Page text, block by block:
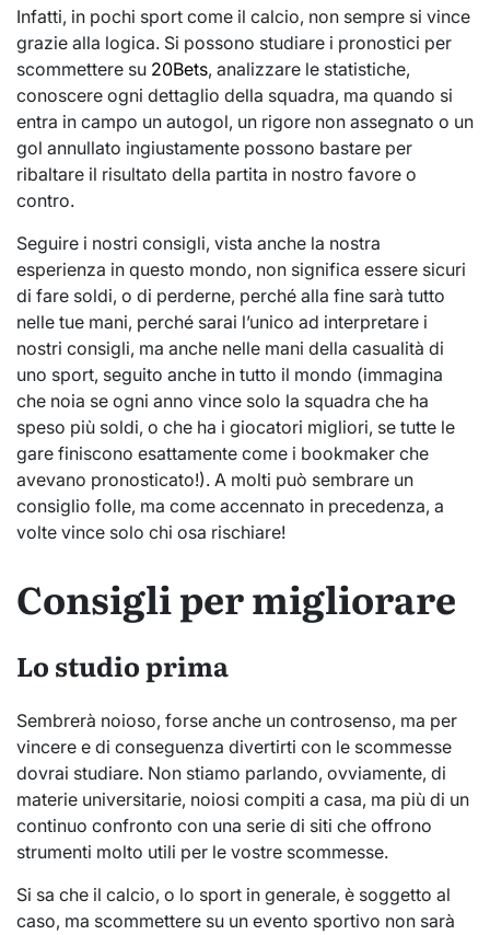
Infatti, in pochi sport come il calcio, non sempre si vince
grazie alla logica. Si possono studiare i pronostici per
scommettere su 20Bets, analizzare le statistiche,
conoscere ogni dettaglio della squadra, ma quando si
entra in campo un autogol, un rigore non assegnato o un
gol annullato ingiustamente possono bastare per
ribaltare il risultato della partita in nostro favore o
contro.
Seguire i nostri consigli, vista anche la nostra
esperienza in questo mondo, non significa essere sicuri
di fare soldi, o di perderne, perché alla fine sarà tutto
nelle tue mani, perché sarai l’unico ad interpretare i
nostri consigli, ma anche nelle mani della casualità di
uno sport, seguito anche in tutto il mondo (immagina
che noia se ogni anno vince solo la squadra che ha
speso più soldi, o che ha i giocatori migliori, se tutte le
gare finiscono esattamente come i bookmaker che
avevano pronosticato!). A molti può sembrare un
consiglio folle, ma come accennato in precedenza, a
volte vince solo chi osa rischiare!
Consigli per migliorare
Lo studio prima
Sembrerà noioso, forse anche un controsenso, ma per
vincere e di conseguenza divertirti con le scommesse
dovrai studiare. Non stiamo parlando, ovviamente, di
materie universitarie, noiosi compiti a casa, ma più di un
continuo confronto con una serie di siti che offrono
strumenti molto utili per le vostre scommesse.
Si sa che il calcio, o lo sport in generale, è soggetto al
caso, ma scommettere su un evento sportivo non sarà